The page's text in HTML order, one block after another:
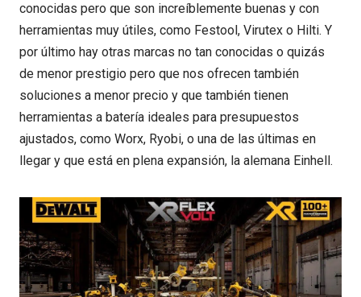
conocidas pero que son increíblemente buenas y con
herramientas muy útiles, como Festool, Virutex o Hilti. Y
por último hay otras marcas no tan conocidas o quizás
de menor prestigio pero que nos ofrecen también
soluciones a menor precio y que también tienen
herramientas a batería ideales para presupuestos
ajustados, como Worx, Ryobi, o una de las últimas en
llegar y que está en plena expansión, la alemana Einhell.